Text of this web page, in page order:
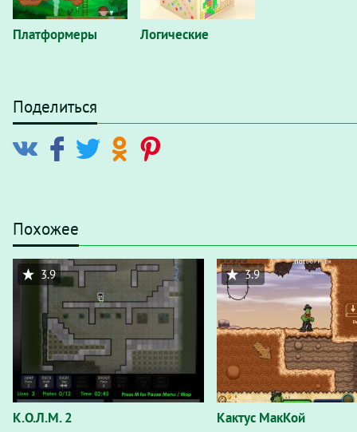
Платформеры Логические
Поделиться
Похожее
К.О.Л.М. 2
3.9
Кактус МакКой
3.9